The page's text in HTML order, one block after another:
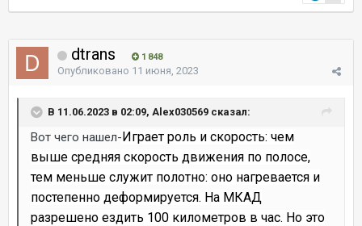
dtrans 1 848
Опубликовано 11 июня, 2023
В 11.06.2023 в 02:09, Alex030569 сказал:
Вот чего нашел-Играет роль и скорость: чем
выше средняя скорость движения по полосе,
тем меньше служит полотно: оно нагревается и
постепенно деформируется. На МКАД
разрешено ездить 100 километров в час. Но это